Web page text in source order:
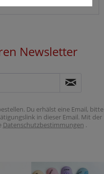
Newsletter
Du erhälst eine Email, bitte
in dieser Email. Mit der
Datenschutzbestimmungen .